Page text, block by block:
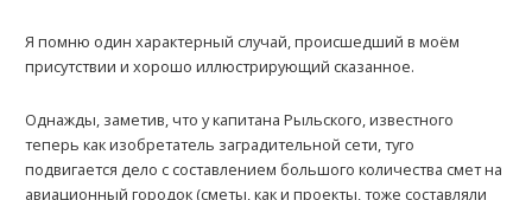
Я помню один характерный случай, происшедший в моём
присутствии и хорошо иллюстрирующий сказанное.
Однажды, заметив, что у капитана Рыльского, известного
теперь как изобретатель заградительной сети, туго
подвигается дело с составлением большого количества смет на
авиационный городок (сметы, как и проекты, тоже составляли